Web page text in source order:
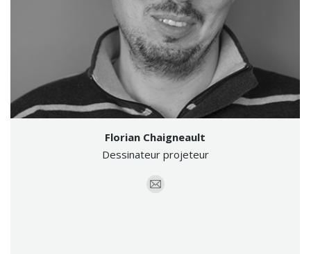
Florian Chaigneault
Dessinateur projeteur
E-